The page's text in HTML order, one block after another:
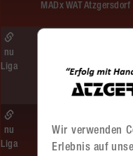
MADx WAT Atzgersdorf
SG HIT/UHC Absam –
MADx WAT Atzgersdorf
nu
Liga
MU13
Sportunion DIE
nu
Liga
Wir verwenden
Erlebnis auf